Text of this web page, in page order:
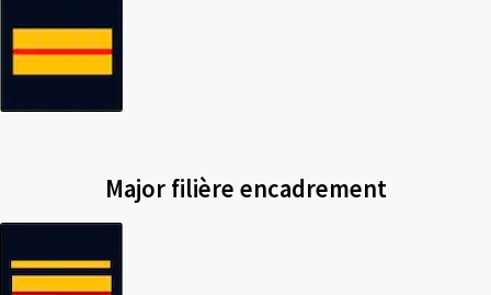
Major filière encadrement